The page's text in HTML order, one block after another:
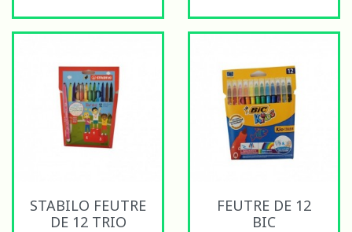
STABILO FEUTRE
DE 12 TRIO
FEUTRE DE 12
BIC